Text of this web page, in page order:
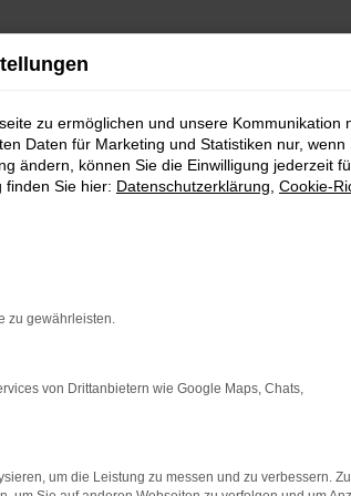
zu ermöglichen und unsere Kommunikation
Daten für Marketing und Statistiken nur, wenn
ändern, können Sie die Einwilligung jederzeit
finden Sie hier: Datenschutzerklärung Cookie-
zu gewährleisten.
von Drittanbietern wie Google Maps, Chats,
um die Leistung zu messen und zu verbessern.